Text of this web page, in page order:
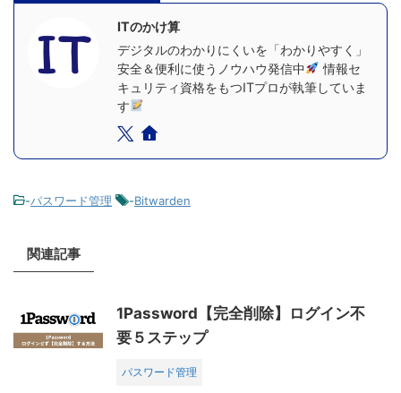
ITのかけ算
デジタルのわかりにくいを「わかりやすく」
安全＆便利に使うノウハウ発信中
情報セ
キュリティ資格をもつITプロが執筆していま
す
-パスワード管理 -Bitwarden
関連記事
1Password【完全削除】ログイン不
要５ステップ
パスワード管理